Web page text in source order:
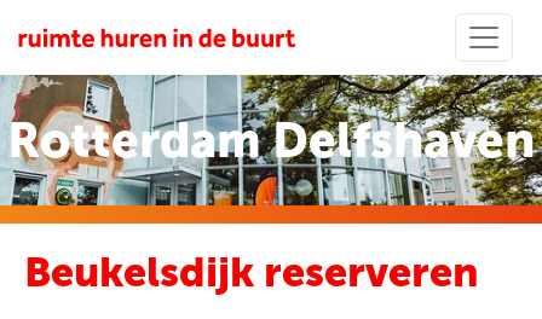
Rotterdam Delfshaven
Beukelsdijk reserveren